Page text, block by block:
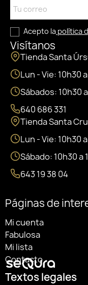
Acepto la política
Visítanos
Tienda Santa
Lun - Vie: 10h30
Sábados: 10h30
640 686 331
Tienda Santa
Lun - Vie: 10h30
Sábado: 10h30 a
643 19 38 04
Páginas de
Mi cuenta
Fabulosa
Mi lista
Contacto
Textos legales